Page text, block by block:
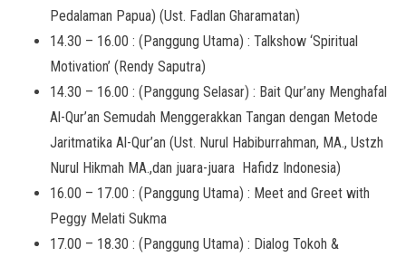
Pedalaman Papua) (Ust. Fadlan Gharamatan)
14.30 – 16.00 : (Panggung Utama) : Talkshow ‘Spiritual
Motivation’ (Rendy Saputra)
14.30 – 16.00 : (Panggung Selasar) : Bait Qur’any Menghafal
Al-Qur’an Semudah Menggerakkan Tangan dengan Metode
Jaritmatika Al-Qur’an (Ust. Nurul Habiburrahman, MA., Ustzh
Nurul Hikmah MA.,dan juara-juara Hafidz Indonesia)
16.00 – 17.00 : (Panggung Utama) : Meet and Greet with
Peggy Melati Sukma
17.00 – 18.30 : (Panggung Utama) : Dialog Tokoh &